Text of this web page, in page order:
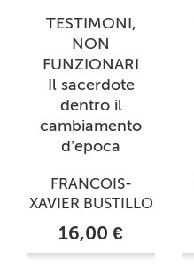
TESTIMONI,
NON
FUNZIONARI
Il sacerdote
dentro il
cambiamento
d’epoca
FRANCOIS-
XAVIER BUSTILLO
16,00 €